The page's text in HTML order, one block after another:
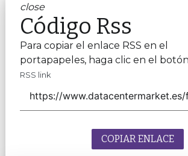
close
Código Rss
Para copiar el enlace RSS en el
portapapeles, haga clic en el
RSS link
COPIAR ENLACE